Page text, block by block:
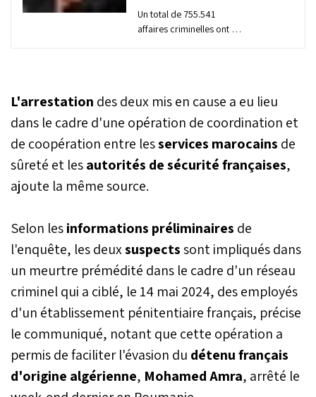
Un total de 755.541
affaires criminelles ont été
dévoilé la DGSN dans son
bilan annuel au titre de
l’année 2024. En
revanche, les crimes
violents affectant
de sécurité des citoyens
significative de 10 %.
L'arrestation des deux mis en cause a eu lieu
dans le cadre d'une opération de coordination et
de coopération entre lesservices marocains de
sûreté et lesautorités de sécurité françaises,
ajoute la même source.
Selon lesinformations préliminaires de
l'enquête, les deuxsuspectssont impliqués dans
un meurtre prémédité dans le cadre d'un réseau
criminel qui a ciblé, le 14 mai 2024, des employés
d'un établissement pénitentiaire français, précise
le communiqué, notant que cette opération a
permis de faciliter l'évasion du détenu français
d'origine algérienne, Mohamed Amra, arrêté le